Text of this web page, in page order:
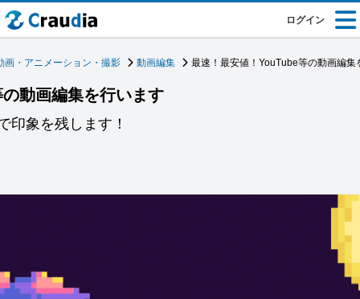
ログイン
画・アニメーション・撮影 動画編集 最速！最安値！YouTube等の動画編集
動画編集を行います
印象を残します！